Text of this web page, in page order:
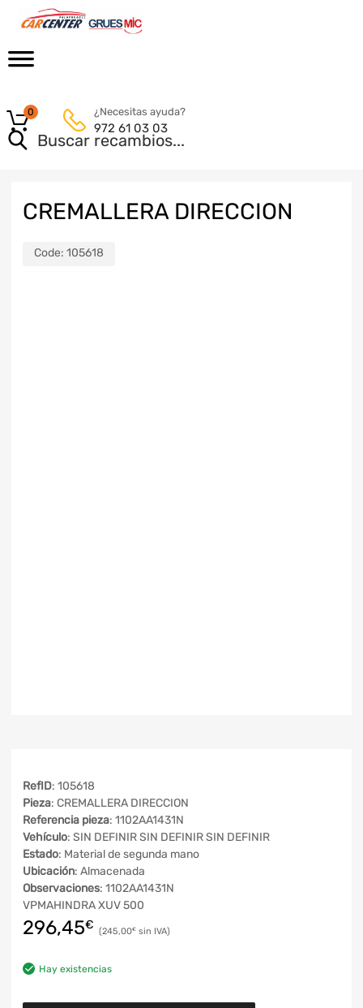
¿Necesitas ayuda?
972 61 03 03
0
CREMALLERA DIRECCION
Code: 105618
RefID: 105618
Pieza: CREMALLERA DIRECCION
Referencia pieza: 1102AA1431N
Vehículo: SIN DEFINIR SIN DEFINIR SIN DEFINIR
Estado: Material de segunda mano
Ubicación: Almacenada
Observaciones: 1102AA1431N
VPMAHINDRA XUV 500
296,45€ 245,00€
Hay existencias